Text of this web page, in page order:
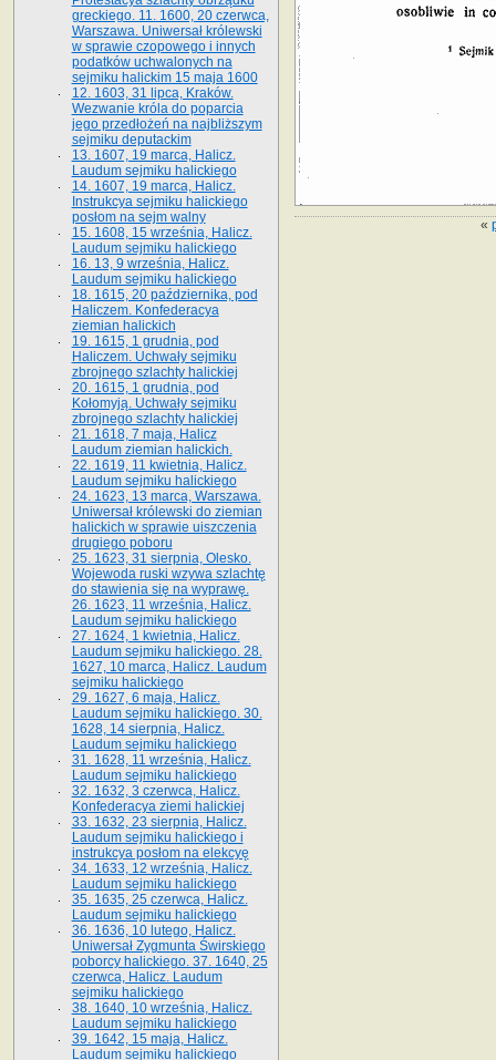
«
greckiego. 11. 1600, 20 czerwca,
Warszawa. Uniwersał królewski
w sprawie czopowego i innych
podatków uchwalonych na
sejmiku halickim 15 maja 1600
12. 1603, 31 lipca, Kraków.
Wezwanie króla do poparcia
jego przedłożeń na najbliższym
sejmiku deputackim
13. 1607, 19 marca, Halicz.
Laudum sejmiku halickiego
14. 1607, 19 marca, Halicz.
Instrukcya sejmiku halickiego
posłom na sejm walny
15. 1608, 15 września, Halicz.
Laudum sejmiku halickiego
16. 13, 9 września, Halicz.
Laudum sejmiku halickiego
18. 1615, 20 października, pod
Haliczem. Konfederacya
ziemian halickich
19. 1615, 1 grudnia, pod
Haliczem. Uchwały sejmiku
zbrojnego szlachty halickiej
20. 1615, 1 grudnia, pod
Kołomyją. Uchwały sejmiku
zbrojnego szlachty halickiej
21. 1618, 7 maja, Halicz
Laudum ziemian halickich.
22. 1619, 11 kwietnia, Halicz.
Laudum sejmiku halickiego
24. 1623, 13 marca, Warszawa.
Uniwersał królewski do ziemian
halickich w sprawie uiszczenia
drugiego poboru
25. 1623, 31 sierpnia, Olesko.
Wojewoda ruski wzywa szlachtę
do stawienia się na wyprawę.
26. 1623, 11 września, Halicz.
Laudum sejmiku halickiego
27. 1624, 1 kwietnia, Halicz.
Laudum sejmiku halickiego. 28.
1627, 10 marca, Halicz. Laudum
sejmiku halickiego
29. 1627, 6 maja, Halicz.
Laudum sejmiku halickiego. 30.
1628, 14 sierpnia, Halicz.
Laudum sejmiku halickiego
31. 1628, 11 września, Halicz.
Laudum sejmiku halickiego
32. 1632, 3 czerwca, Halicz.
Konfederacya ziemi halickiej
33. 1632, 23 sierpnia, Halicz.
Laudum sejmiku halickiego i
instrukcya posłom na elekcyę
34. 1633, 12 września, Halicz.
Laudum sejmiku halickiego
35. 1635, 25 czerwca, Halicz.
Laudum sejmiku halickiego
36. 1636, 10 lutego, Halicz.
Uniwersał Zygmunta Świrskiego
poborcy halickiego. 37. 1640, 25
czerwca, Halicz. Laudum
sejmiku halickiego
38. 1640, 10 września, Halicz.
Laudum sejmiku halickiego
39. 1642, 15 maja, Halicz.
Laudum sejmiku halickiego